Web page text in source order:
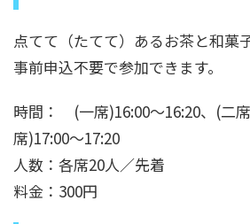
点てて（たてて）あるお茶と和菓
事前申込不要で参加できます。
時間： (一席)16:00～16:20、(二
席)17:00～17:20
人数：各席20人／先着
料金：300円